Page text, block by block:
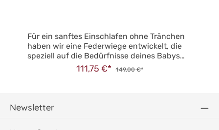
Für ein sanftes Einschlafen ohne Tränchen
haben wir eine Federwiege entwickelt, die
speziell auf die Bedürfnisse deines Babys
zugeschnitten ist: Die entstehende Nestform
der Wiege verleiht deinem Kind dabei ein
Kleinen sorgen für ein leichtes Wippen der
Feder. So wiegt die Federwiege dein Baby
111,75 €* 149,00 €*
Newsletter